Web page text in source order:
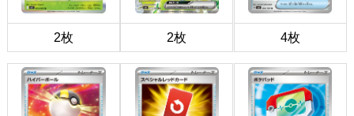
2枚 2枚 4枚